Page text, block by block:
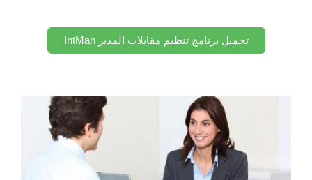
تحميل برنامج تنظيم مقابلات المدير IntMan